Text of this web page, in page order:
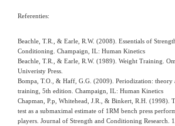
Referenties:
Beachle, T.R., & Earle, R.W. (2008). Essentials of
Conditioning. Champaign, IL: Human Kinetics
Beachle, T.R., & Earle, R.W. (1989). Weight Training.
Univeristy Press.
Bompa, T.O., & Haff, G.G. (2009). Periodization:
training, 5th edition. Champaign, IL: Human Kinetics
Chapman, P.p, Whitehead, J.R., & Binkert, R.H. (1998).
test as a submaximal estimate of 1RM bench press
players. Journal of Strength and Conditioning Research.